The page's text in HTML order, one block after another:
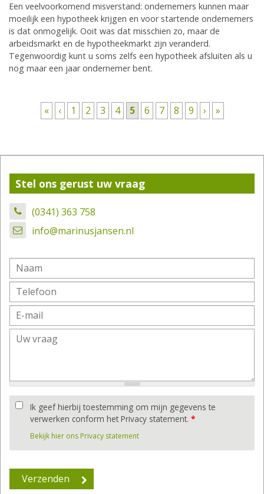
Een veelvoorkomend misverstand: ondernemers kunnen maar
moeilijk een hypotheek krijgen en voor startende ondernemers
is dat onmogelijk. Ooit was dat misschien zo, maar de
arbeidsmarkt en de hypotheekmarkt zijn veranderd.
Tegenwoordig kunt u soms zelfs een hypotheek afsluiten als u
nog maar een jaar ondernemer bent.
Pagina's« ‹ 1 2 3 4 5 6 7 8 9 › »
Stel ons gerust uw vraag
(0341) 363 758
info@marinusjansen.nl
Ik geef hierbij toestemming om mijn gegevens te
verwerken conform het Privacy statement. *
Bekijk hier ons Privacy statement